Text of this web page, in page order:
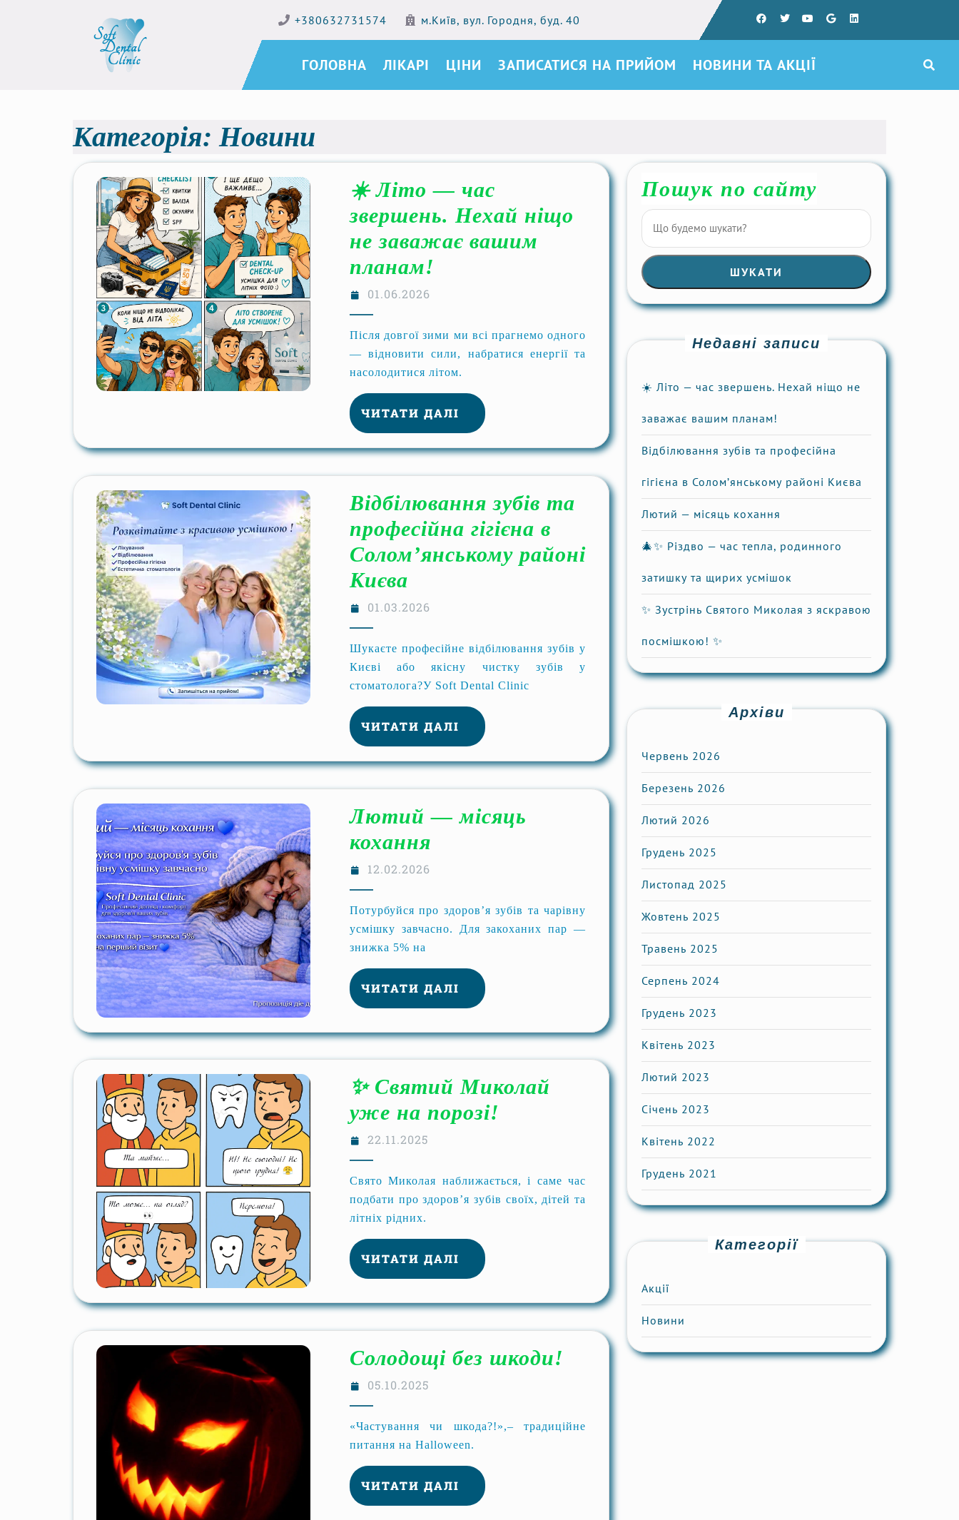
+380632731574 м.Київ, вул. Городня, буд. 40
ГОЛОВНА ЛІКАРІ ЦІНИ ЗАПИСАТИСЯ НА ПРИЙОМ НОВИНИ ТА АКЦІЇ
Категорія:Новини
☀️ Літо — час
звершень. Нехай ніщо
не заважає вашим
планам!
01.06.2026
Після довгої зими ми всі прагнемо одного
— відновити сили, набратися енергії та
насолодитися літом.
ЧИТАТИ ДАЛІ
Відбілювання зубів та
професійна гігієна в
Солом’янському районі
Києва
01.03.2026
Шукаєте професійне відбілювання зубів у
Києві або якісну чистку зубів у
стоматолога?У Soft Dental Clinic
ЧИТАТИ ДАЛІ
Лютий — місяць
кохання
12.02.2026
Потурбуйся про здоров’я зубів та чарівну
усмішку завчасно. Для закоханих пар —
знижка 5% на
ЧИТАТИ ДАЛІ
✨ Святий Миколай
уже на порозі!
22.11.2025
Свято Миколая наближається, і саме час
подбати про здоров’я зубів своїх, дітей та
літніх рідних.
ЧИТАТИ ДАЛІ
Солодощі без шкоди!
05.10.2025
«Частування чи шкода?!»,– традиційне
питання на Halloween.
ЧИТАТИ ДАЛІ
Пошук по сайту
ШУКАТИ
Недавні записи
☀️ Літо — час звершень. Нехай ніщо не
заважає вашим планам!
Відбілювання зубів та професійна
гігієна в Солом’янському районі Києва
Лютий — місяць кохання
🎄✨ Різдво — час тепла, родинного
затишку та щирих усмішок
✨ Зустрінь Святого Миколая з яскравою
посмішкою! ✨
Архіви
Червень 2026
Березень 2026
Лютий 2026
Грудень 2025
Листопад 2025
Жовтень 2025
Травень 2025
Серпень 2024
Грудень 2023
Квітень 2023
Лютий 2023
Січень 2023
Квітень 2022
Грудень 2021
Категорії
Акції
Новини